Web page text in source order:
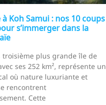
Koh Samui : nos 10 coups
s’immerger dans la
troisième plus grande île de
ses 252 km², représente un
où nature luxuriante et
rencontrent
Cette